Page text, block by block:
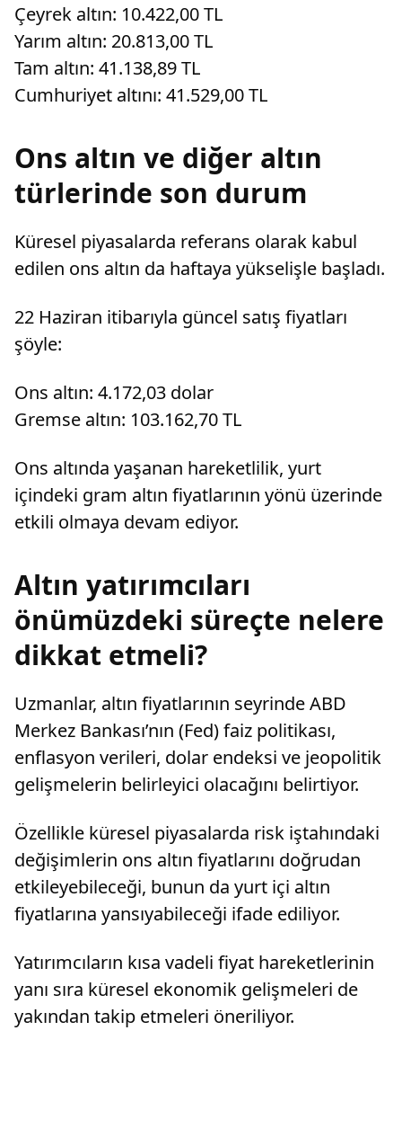
Çeyrek altın: 10.422,00 TL
Yarım altın: 20.813,00 TL
Tam altın: 41.138,89 TL
Cumhuriyet altını: 41.529,00 TL
Ons altın ve diğer altın
türlerinde son durum
Küresel piyasalarda referans olarak kabul
edilen ons altın da haftaya yükselişle başladı.
22 Haziran itibarıyla güncel satış fiyatları
şöyle:
Ons altın: 4.172,03 dolar
Gremse altın: 103.162,70 TL
Ons altında yaşanan hareketlilik, yurt
içindeki gram altın fiyatlarının yönü üzerinde
etkili olmaya devam ediyor.
Altın yatırımcıları
önümüzdeki süreçte nelere
dikkat etmeli?
Uzmanlar, altın fiyatlarının seyrinde ABD
Merkez Bankası’nın (Fed) faiz politikası,
enflasyon verileri, dolar endeksi ve jeopolitik
gelişmelerin belirleyici olacağını belirtiyor.
Özellikle küresel piyasalarda risk iştahındaki
değişimlerin ons altın fiyatlarını doğrudan
etkileyebileceği, bunun da yurt içi altın
fiyatlarına yansıyabileceği ifade ediliyor.
Yatırımcıların kısa vadeli fiyat hareketlerinin
yanı sıra küresel ekonomik gelişmeleri de
yakından takip etmeleri öneriliyor.